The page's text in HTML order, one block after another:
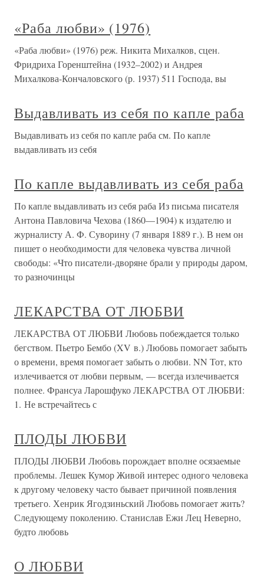
«Раба любви» (1976)
«Раба любви» (1976) реж. Никита Михалков, сцен.
Фридриха Горенштейна (1932–2002) и Андрея
Михалкова-Кончаловского (р. 1937) 511 Господа, вы
Выдавливать из себя по капле раба
Выдавливать из себя по капле раба см. По капле
выдавливать из себя
По капле выдавливать из себя раба
По капле выдавливать из себя раба Из письма писателя
Антона Павловича Чехова (1860—1904) к издателю и
журналисту А. Ф. Суворину (7 января 1889 г.). В нем он
пишет о необходимости для человека чувства личной
свободы: «Что писатели-дворяне брали у природы даром,
то разночинцы
ЛЕКАРСТВА ОТ ЛЮБВИ
ЛЕКАРСТВА ОТ ЛЮБВИ Любовь побеждается только
бегством. Пьетро Бембо (XV в.) Любовь помогает забыть
о времени, время помогает забыть о любви. NN Тот, кто
излечивается от любви первым, — всегда излечивается
полнее. Франсуа Ларошфуко ЛЕКАРСТВА ОТ ЛЮБВИ:
1. Не встречайтесь с
ПЛОДЫ ЛЮБВИ
ПЛОДЫ ЛЮБВИ Любовь порождает вполне осязаемые
проблемы. Лешек Кумор Живой интерес одного человека
к другому человеку часто бывает причиной появления
третьего. Хенрик Ягодзиньский Любовь помогает жить?
Следующему поколению. Станислав Ежи Лец Неверно,
будто любовь
О ЛЮБВИ